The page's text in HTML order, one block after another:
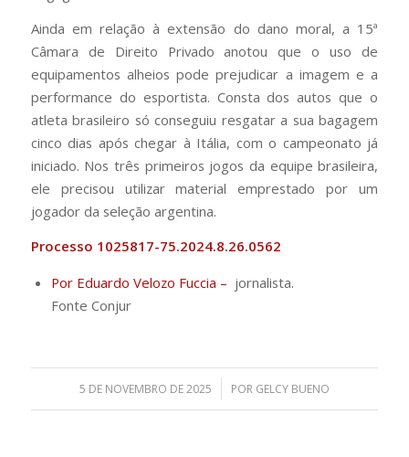
Ainda em relação à extensão do dano moral, a 15ª
Câmara de Direito Privado anotou que o uso de
equipamentos alheios pode prejudicar a imagem e a
performance do esportista. Consta dos autos que o
atleta brasileiro só conseguiu resgatar a sua bagagem
cinco dias após chegar à Itália, com o campeonato já
iniciado. Nos três primeiros jogos da equipe brasileira,
ele precisou utilizar material emprestado por um
jogador da seleção argentina.
Processo 1025817-75.2024.8.26.0562
Por Eduardo Velozo Fuccia – jornalista.
Fonte Conjur
5 DE NOVEMBRO DE 2025
/ POR GELCY BUENO